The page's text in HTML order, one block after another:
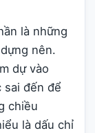
là những
nên.
dự vào
sai đến để
chiều
là dấu chỉ